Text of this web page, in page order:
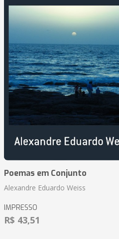
Poemas em Conjunto
Alexandre Eduardo Weiss
IMPRESSO
R$ 43,51